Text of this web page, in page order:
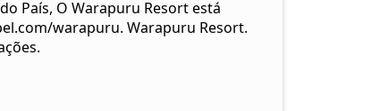
País, O Warapuru Resort está
warapuru. Warapuru Resort.